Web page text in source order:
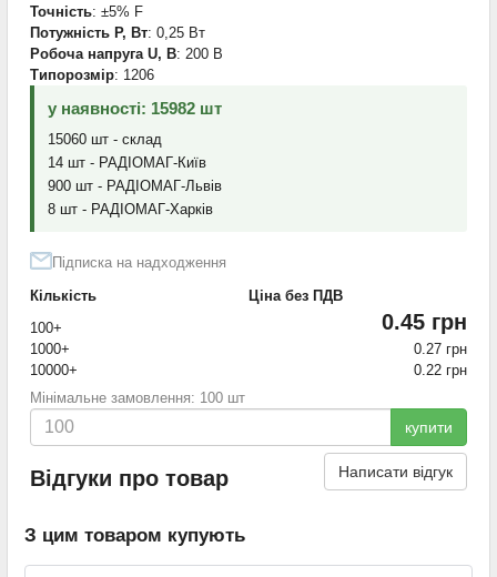
Точність: ±5% F
Потужність P, Вт: 0,25 Вт
Робоча напруга U, В: 200 В
Типорозмір: 1206
у наявності: 15982 шт
15060 шт - склад
14 шт - РАДІОМАГ-Київ
900 шт - РАДІОМАГ-Львів
8 шт - РАДІОМАГ-Харків
Підписка на надходження
Кількість
Ціна без ПДВ
100+
0.45 грн
1000+
0.27 грн
10000+
0.22 грн
Мінімальне замовлення: 100 шт
купити
Відгуки про товар Написати відгук
З цим товаром купують